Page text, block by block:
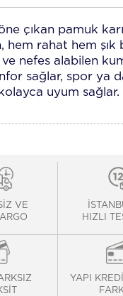
çıkan pamuk
rahat hem şık
nefes alabilen
sağlar, spor ya
uyum sağlar.
VE
HIZLI
YAPI